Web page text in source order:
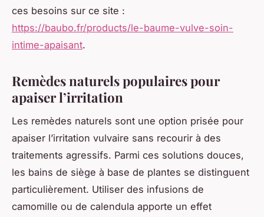
ces besoins sur ce site :
https://baubo.fr/products/le-baume-vulve-soin-
intime-apaisant.
Remèdes naturels populaires pour
apaiser l’irritation
Les remèdes naturels sont une option prisée pour
apaiser l’irritation vulvaire sans recourir à des
traitements agressifs. Parmi ces solutions douces,
les bains de siège à base de plantes se distinguent
particulièrement. Utiliser des infusions de
camomille ou de calendula apporte un effet